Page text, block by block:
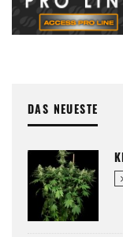
DAS NEUESTE